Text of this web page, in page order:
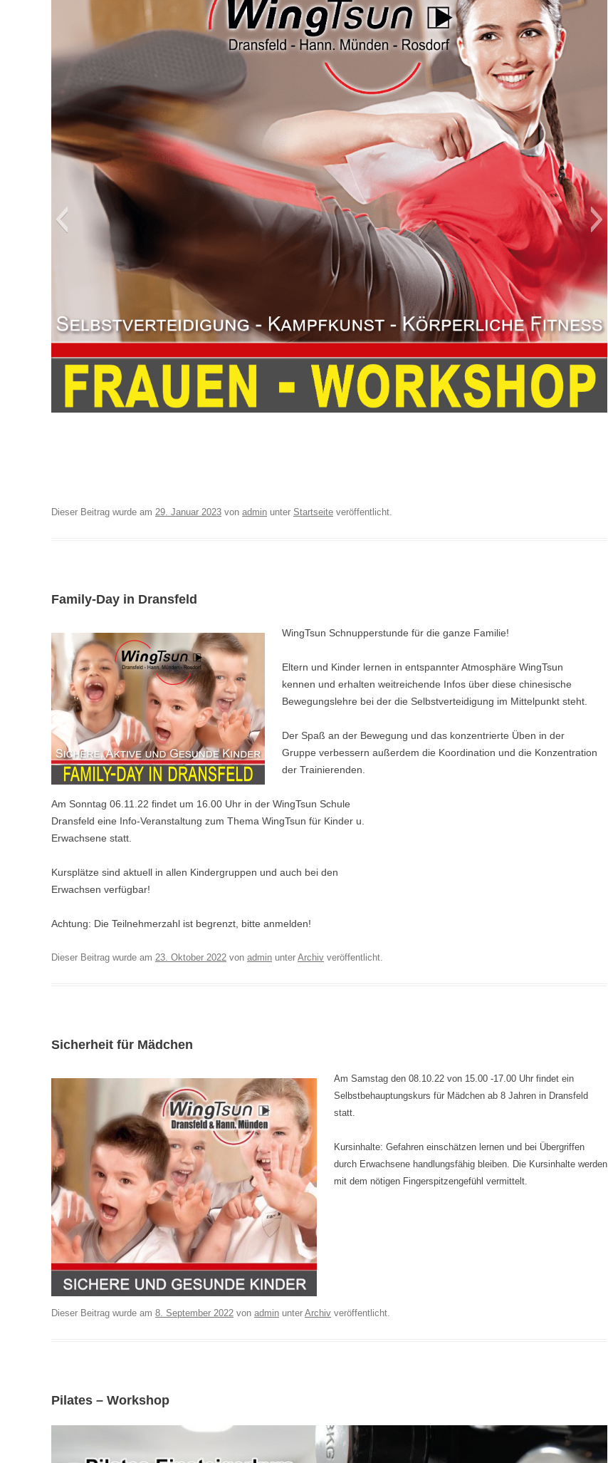
Dieser Beitrag wurde am 29. Januar 2023 von admin unter Startseite veröffentlicht.
Family-Day in Dransfeld
WingTsun Schnupperstunde für die ganze Familie!
Eltern und Kinder lernen in entspannter Atmosphäre WingTsun
kennen und erhalten weitreichende Infos über diese chinesische
Bewegungslehre bei der die Selbstverteidigung im Mittelpunkt steht.
Der Spaß an der Bewegung und das konzentrierte Üben in der
Gruppe verbessern außerdem die Koordination und die Konzentration
der Trainierenden.
Am Sonntag 06.11.22 findet um 16.00 Uhr in der WingTsun Schule
Dransfeld eine Info-Veranstaltung zum Thema WingTsun für Kinder u.
Erwachsene statt.
Kursplätze sind aktuell in allen Kindergruppen und auch bei den
Erwachsen verfügbar!
Achtung: Die Teilnehmerzahl ist begrenzt, bitte anmelden!
Dieser Beitrag wurde am 23. Oktober 2022 von admin unter Archiv veröffentlicht.
Sicherheit für Mädchen
Am Samstag den 08.10.22 von 15.00 -17.00 Uhr findet ein
Selbstbehauptungskurs für Mädchen ab 8 Jahren in Dransfeld
statt.
Kursinhalte: Gefahren einschätzen lernen und bei Übergriffen
durch Erwachsene handlungsfähig bleiben. Die Kursinhalte werden
mit dem nötigen Fingerspitzengefühl vermittelt.
Dieser Beitrag wurde am 8. September 2022 von admin unter Archiv veröffentlicht.
Pilates – Workshop